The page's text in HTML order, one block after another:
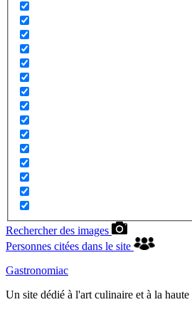
Rechercher des images
Personnes citées dans le site
Gastronomiac
Un site dédié à l'art culinaire et à la